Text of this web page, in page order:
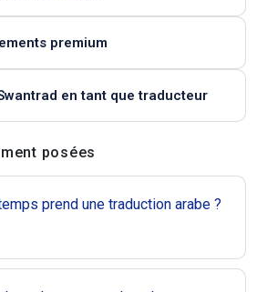
premium
en tant que traducteur
réponses
posées
prend une traduction arabe ?